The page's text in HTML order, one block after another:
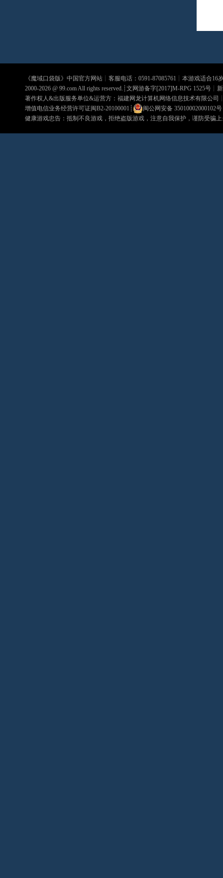
《魔域口袋版》中国官方网站┊客服电话：0591-87085761┊本游戏适合16
2000-2026 @ 99.comAll rights reserved.┊文网游备字[2017]M-RPG 1525号┊
著作权人&出版服务单位&运营方：福建网龙计算机网络信息技术有限公司
增值电信业务经营许可证闽B2-20100001 ┊ 闽公网安备 35010002000102号
健康游戏忠告：抵制不良游戏，拒绝盗版游戏，注意自我保护，谨防受骗